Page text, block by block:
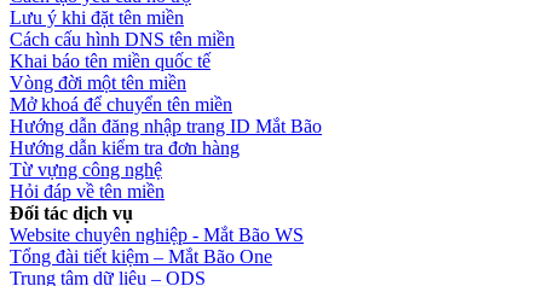
Lưu ý khi đặt tên miền
Cách cấu hình DNS tên miền
Khai báo tên miền quốc tế
Vòng đời một tên miền
Mở khoá để chuyển tên miền
Hướng dẫn đăng nhập trang ID Mắt Bão
Hướng dẫn kiểm tra đơn hàng
Từ vựng công nghệ
Hỏi đáp về tên miền
Đối tác dịch vụ
Website chuyên nghiệp - Mắt Bão WS
Tổng đài tiết kiệm – Mắt Bão One
Trung tâm dữ liệu – ODS